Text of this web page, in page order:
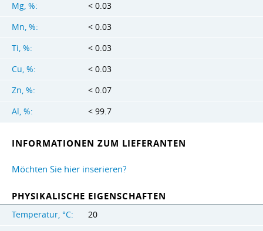
Mg, %:
< 0.03
Mn, %:
< 0.03
Ti, %:
< 0.03
Cu, %:
< 0.03
Zn, %:
< 0.07
Al, %:
< 99.7
INFORMATIONEN ZUM LIEFERANTEN
Möchten Sie hier inserieren?
PHYSIKALISCHE EIGENSCHAFTEN
Temperatur, °C: 20